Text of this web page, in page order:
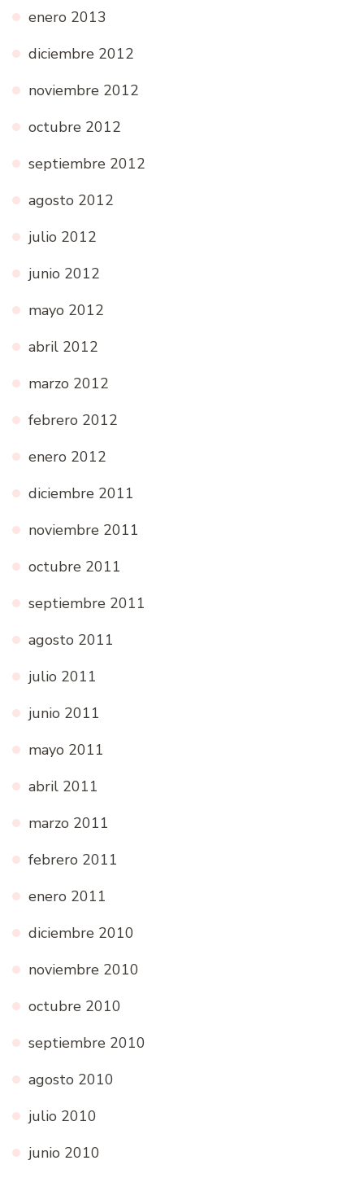
enero 2013
diciembre 2012
noviembre 2012
octubre 2012
septiembre 2012
agosto 2012
julio 2012
junio 2012
mayo 2012
abril 2012
marzo 2012
febrero 2012
enero 2012
diciembre 2011
noviembre 2011
octubre 2011
septiembre 2011
agosto 2011
julio 2011
junio 2011
mayo 2011
abril 2011
marzo 2011
febrero 2011
enero 2011
diciembre 2010
noviembre 2010
octubre 2010
septiembre 2010
agosto 2010
julio 2010
junio 2010